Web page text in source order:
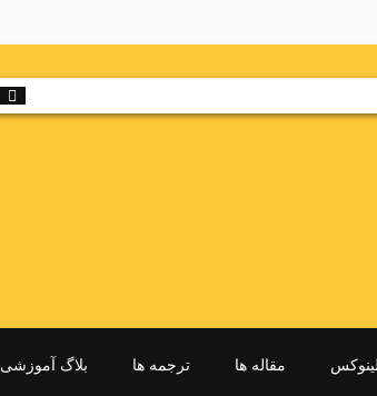
مقاله ها ترجمه ها بلاگ آموزشی